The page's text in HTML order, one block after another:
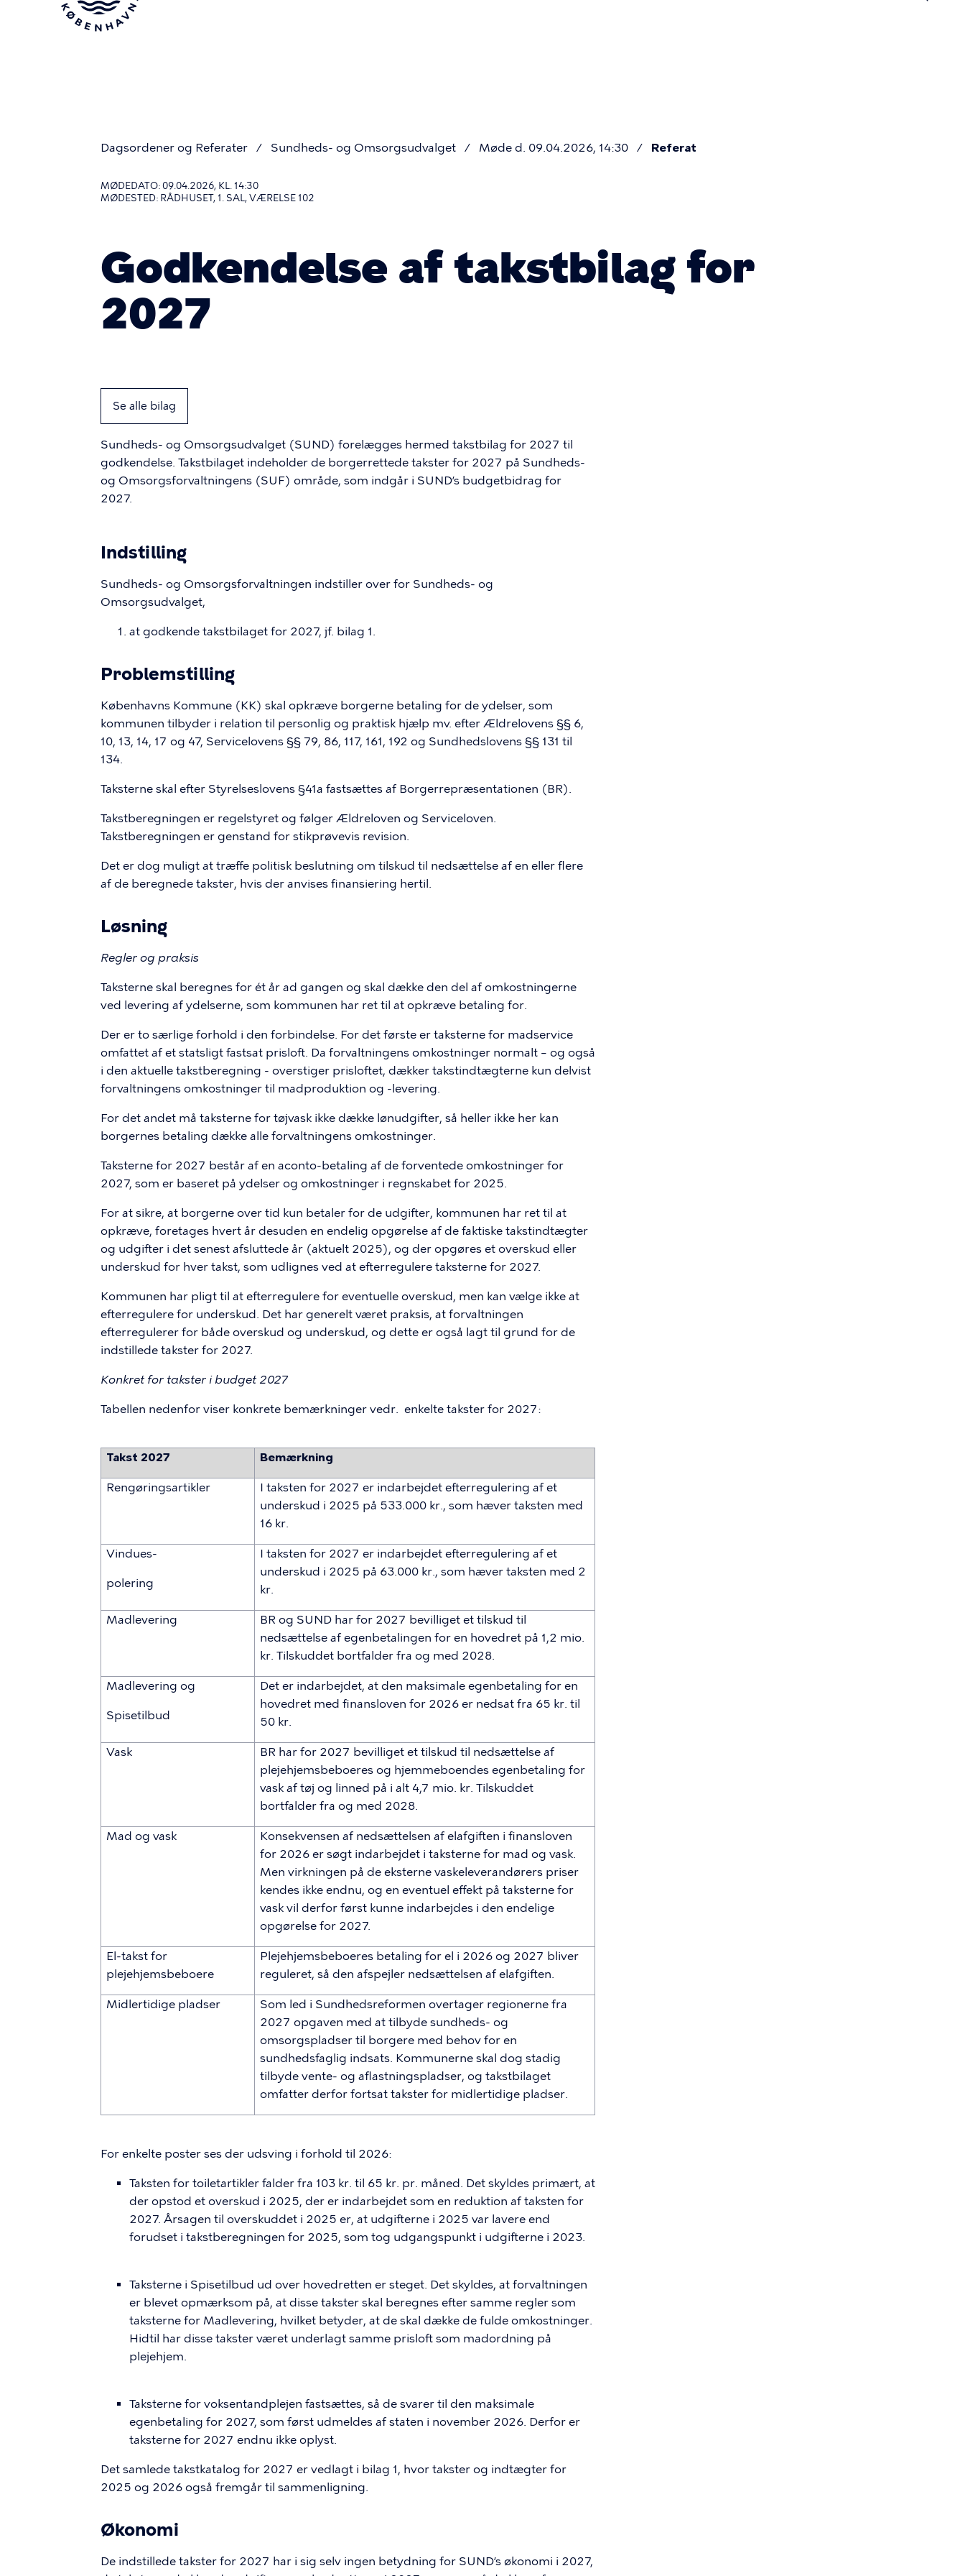
Dagsordener og Referater Sundheds- og Omsorgsudvalget Møde d. 09.04.2026, 14:30 Referat
MØDEDATO: 09.04.2026, KL. 14:30
MØDESTED: RÅDHUSET, 1. SAL, VÆRELSE 102
Godkendelse af takstbilag for
2027
Se alle bilag
Sundheds- og Omsorgsudvalget (SUND) forelægges hermed takstbilag for 2027 til
godkendelse. Takstbilaget indeholder de borgerrettede takster for 2027 på Sundheds-
og Omsorgsforvaltningens (SUF) område, som indgår i SUND’s budgetbidrag for
2027.
Indstilling
Sundheds- og Omsorgsforvaltningen indstiller over for Sundheds- og
Omsorgsudvalget,
at godkende takstbilaget for 2027, jf. bilag 1.
Problemstilling
Københavns Kommune (KK) skal opkræve borgerne betaling for de ydelser, som
kommunen tilbyder i relation til personlig og praktisk hjælp mv. efter Ældrelovens §§ 6,
10, 13, 14, 17 og 47, Servicelovens §§ 79, 86, 117, 161, 192 og Sundhedslovens §§ 131 til
134.
Taksterne skal efter Styrelseslovens §41a fastsættes af Borgerrepræsentationen (BR).
Takstberegningen er regelstyret og følger Ældreloven og Serviceloven.
Takstberegningen er genstand for stikprøvevis revision.
Det er dog muligt at træffe politisk beslutning om tilskud til nedsættelse af en eller flere
af de beregnede takster, hvis der anvises finansiering hertil.
Løsning
Regler og praksis
Taksterne skal beregnes for ét år ad gangen og skal dække den del af omkostningerne
ved levering af ydelserne, som kommunen har ret til at opkræve betaling for.
Der er to særlige forhold i den forbindelse. For det første er taksterne for madservice
omfattet af et statsligt fastsat prisloft. Da forvaltningens omkostninger normalt – og også
i den aktuelle takstberegning - overstiger prisloftet, dækker takstindtægterne kun delvist
forvaltningens omkostninger til madproduktion og -levering.
For det andet må taksterne for tøjvask ikke dække lønudgifter, så heller ikke her kan
borgernes betaling dække alle forvaltningens omkostninger.
Taksterne for 2027 består af en aconto-betaling af de forventede omkostninger for
2027, som er baseret på ydelser og omkostninger i regnskabet for 2025.
For at sikre, at borgerne over tid kun betaler for de udgifter, kommunen har ret til at
opkræve, foretages hvert år desuden en endelig opgørelse af de faktiske takstindtægter
og udgifter i det senest afsluttede år (aktuelt 2025), og der opgøres et overskud eller
underskud for hver takst, som udlignes ved at efterregulere taksterne for 2027.
Kommunen har pligt til at efterregulere for eventuelle overskud, men kan vælge ikke at
efterregulere for underskud. Det har generelt været praksis, at forvaltningen
efterregulerer for både overskud og underskud, og dette er også lagt til grund for de
indstillede takster for 2027.
Konkret for takster i budget 2027
Tabellen nedenfor viser konkrete bemærkninger vedr. enkelte takster for 2027:
Takst 2027 Bemærkning
Rengøringsartikler
I taksten for 2027 er indarbejdet efterregulering af et
underskud i 2025 på 533.000 kr., som hæver taksten med
16 kr.
Vindues-
polering
I taksten for 2027 er indarbejdet efterregulering af et
underskud i 2025 på 63.000 kr., som hæver taksten med 2
kr.
Madlevering
BR og SUND har for 2027 bevilliget et tilskud til
nedsættelse af egenbetalingen for en hovedret på 1,2 mio.
kr. Tilskuddet bortfalder fra og med 2028.
Madlevering og
Spisetilbud
Det er indarbejdet, at den maksimale egenbetaling for en
hovedret med finansloven for 2026 er nedsat fra 65 kr. til
50 kr.
Vask
BR har for 2027 bevilliget et tilskud til nedsættelse af
plejehjemsbeboeres og hjemmeboendes egenbetaling for
vask af tøj og linned på i alt 4,7 mio. kr. Tilskuddet
bortfalder fra og med 2028.
Mad og vask
Konsekvensen af nedsættelsen af elafgiften i finansloven
for 2026 er søgt indarbejdet i taksterne for mad og vask.
Men virkningen på de eksterne vaskeleverandørers priser
kendes ikke endnu, og en eventuel effekt på taksterne for
vask vil derfor først kunne indarbejdes i den endelige
opgørelse for 2027.
El-takst for
plejehjemsbeboere
Plejehjemsbeboeres betaling for el i 2026 og 2027 bliver
reguleret, så den afspejler nedsættelsen af elafgiften.
Midlertidige pladser
Som led i Sundhedsreformen overtager regionerne fra
2027 opgaven med at tilbyde sundheds- og
omsorgspladser til borgere med behov for en
sundhedsfaglig indsats. Kommunerne skal dog stadig
tilbyde vente- og aflastningspladser, og takstbilaget
omfatter derfor fortsat takster for midlertidige pladser.
For enkelte poster ses der udsving i forhold til 2026:
Taksten for toiletartikler falder fra 103 kr. til 65 kr. pr. måned. Det skyldes primært, at
der opstod et overskud i 2025, der er indarbejdet som en reduktion af taksten for
2027. Årsagen til overskuddet i 2025 er, at udgifterne i 2025 var lavere end
forudset i takstberegningen for 2025, som tog udgangspunkt i udgifterne i 2023.
Taksterne i Spisetilbud ud over hovedretten er steget. Det skyldes, at forvaltningen
er blevet opmærksom på, at disse takster skal beregnes efter samme regler som
taksterne for Madlevering, hvilket betyder, at de skal dække de fulde omkostninger.
Hidtil har disse takster været underlagt samme prisloft som madordning på
plejehjem.
Taksterne for voksentandplejen fastsættes, så de svarer til den maksimale
egenbetaling for 2027, som først udmeldes af staten i november 2026. Derfor er
taksterne for 2027 endnu ikke oplyst.
Det samlede takstkatalog for 2027 er vedlagt i bilag 1, hvor takster og indtægter for
2025 og 2026 også fremgår til sammenligning.
Økonomi
De indstillede takster for 2027 har i sig selv ingen betydning for SUND’s økonomi i 2027,